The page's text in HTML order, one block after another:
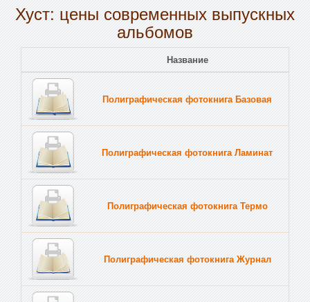
Хуст: цены современных выпускных
альбомов
Название
Полиграфическая фотокнига Базовая
Полиграфическая фотокнига Ламинат
Полиграфическая фотокнига Термо
Полиграфическая фотокнига Журнал